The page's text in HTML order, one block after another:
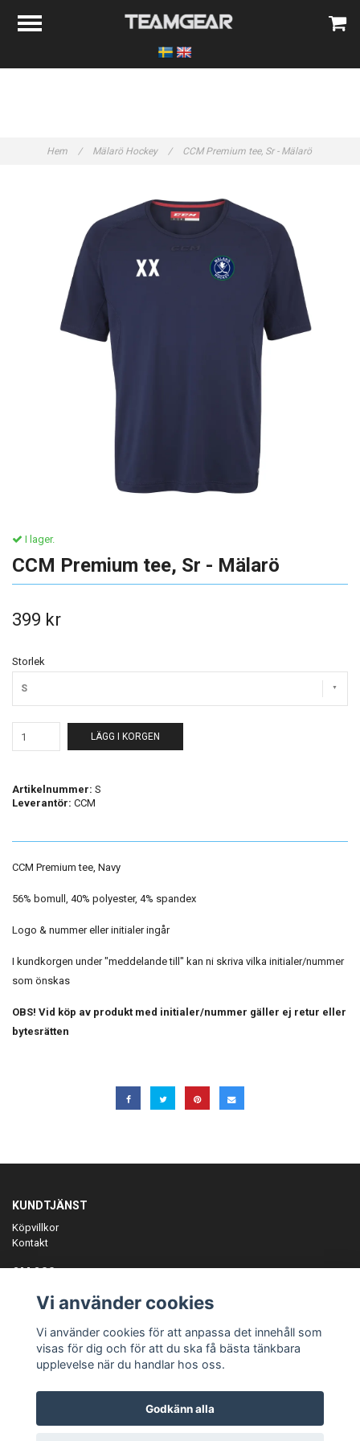
Hem / Mälarö Hockey / CCM Premium tee, Sr - Mälarö
I lager.
CCM Premium tee, Sr - Mälarö
399 kr
Storlek
S
LÄGG I KORGEN
Artikelnummer: S
Leverantör: CCM
CCM Premium tee, Navy
56% bomull, 40% polyester, 4% spandex
Logo & nummer eller initialer ingår
I kundkorgen under "meddelande till" kan ni skriva vilka initialer/nummer
som önskas
OBS! Vid köp av produkt med initialer/nummer gäller ej retur eller
bytesrätten
KUNDTJÄNST
Köpvillkor
Kontakt
OM OSS
ANMÄL DIG TILL VÅRT NYHETSBREV
Prenumerera
Vi använder cookies
Vi använder cookies för att anpassa det innehåll som
visas för dig och för att du ska få bästa tänkbara
upplevelse när du handlar hos oss.
Godkänn alla